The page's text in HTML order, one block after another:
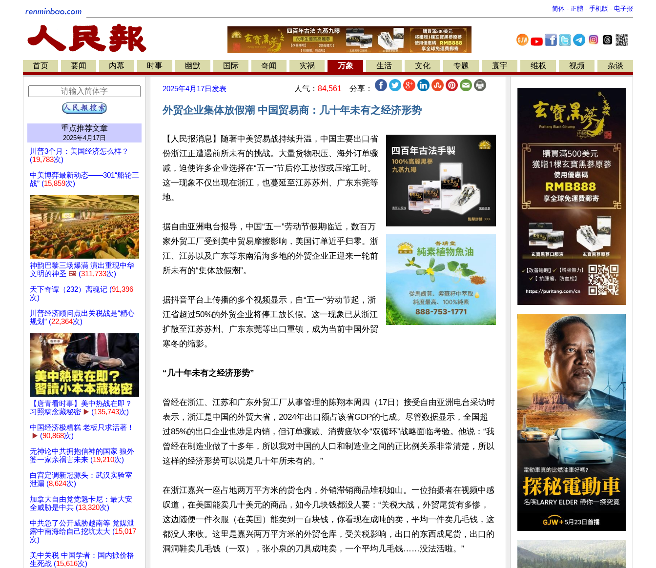
简体 - 正體 - 手机版 - 电子报
首页 要闻 内幕 时事 幽默 国际 奇闻 灾祸 万象 生活 文化 专题 寰宇 维权 视频 杂谈
重点推荐文章
2025年4月17日
川普3个月：美国经济怎么样？
(19,783次)
中美博弈最新动态——301“船轮三
战” (15,859次)
神韵巴黎三场爆满 演出重现中华
文明的神圣 🖼️ (311,733次)
天下奇谭（232）离魂记 (91,396
次)
川普经济顾问点出关税战是“精心
规划” (22,364次)
【唐青看时事】美中热战在即？
习照稿念藏秘密 ▶️ (135,743次)
中国经济极糟糕 老板只求活著！
▶️ (90,868次)
无神论中共拥抱信神的国家 狼外
婆一家亲祸害未来 (19,210次)
白宫定调新冠源头：武汉实验室
泄漏 (8,624次)
加拿大自由党党魁卡尼：最大安
全威胁是中共 (13,320次)
中共急了公开威胁越南等 党媒泄
露中南海给自己挖坑太大 (15,017
次)
美中关税 中国学者：国内掀价格
生死战 (15,616次)
2025年4月17日 发表 人气： 84,561 分享：
外贸企业集体放假潮 中国贸易商：几十年未有之经济形势
【人民报消息】随著中美贸易战持续升温，中国主要出口省
份浙江正遭遇前所未有的挑战。大量货物积压、海外订单骤
减，迫使许多企业选择在“五一”节后停工放假或压缩工时。
这一现象不仅出现在浙江，也蔓延至江苏苏州、广东东莞等
地。
据自由亚洲电台报导，中国“五一”劳动节假期临近，数百万
家外贸工厂受到美中贸易摩擦影响，美国订单近乎归零。浙
江、江苏以及广东等东南沿海多地的外贸企业正迎来一轮前
所未有的“集体放假潮”。
据抖音平台上传播的多个视频显示，自“五一”劳动节起，浙
江省超过50%的外贸企业将停工放长假。这一现象已从浙江
扩散至江苏苏州、广东东莞等出口重镇，成为当前中国外贸
寒冬的缩影。
“几十年未有之经济形势”
曾经在浙江、江苏和广东外贸工厂从事管理的陈翔本周四（17日）接受自由亚洲电台采访时
表示，浙江是中国的外贸大省，2024年出口额占该省GDP的七成。尽管数据显示，全国超
过85%的出口企业也涉足内销，但订单骤减、消费疲软令“双循环”战略面临考验。他说：“我
曾经在制造业做了十多年，所以我对中国的人口和制造业之间的正比例关系非常清楚，所以
这样的经济形势可以说是几十年所未有的。”
在浙江嘉兴一座占地两万平方米的货仓内，外销滞销商品堆积如山。一位拍摄者在视频中感
叹道，在美国能卖几十美元的商品，如今几块钱都没人要：“关税大战，外贸尾货有多惨，
这边随便一件衣服（在美国）能卖到一百块钱，你看现在成吨的卖，平均一件卖几毛钱，这
都没人来收。这里是嘉兴两万平方米的外贸仓库，受关税影响，出口的东西成尾货，出口的
洞洞鞋卖几毛钱（一双），张小泉的刀具成吨卖，一个平均几毛钱……没法活啦。”